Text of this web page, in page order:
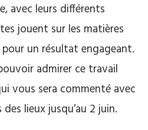
avec leurs différents
jouent sur les matières
un résultat engageant.
admirer ce travail
vous sera commenté avec
lieux jusqu’au 2 juin.